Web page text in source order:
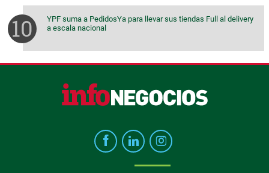
YPF suma a PedidosYa para llevar sus tiendas Full al delivery
a escala nacional